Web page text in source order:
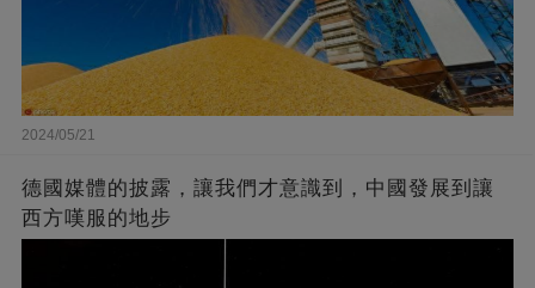
2024/05/21
德國媒體的披露，讓我們才意識到，中國發展到讓
西方嘆服的地步